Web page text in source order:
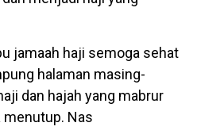
jamaah haji semoga sehat
halaman masing-
dan hajah yang mabrur
menutup. Nas